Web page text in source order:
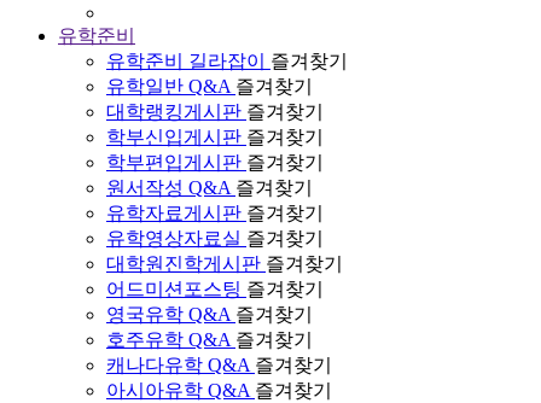
유학준비
유학준비 길라잡이
즐겨찾기
유학일반 Q&A 즐겨찾기
대학랭킹게시판 즐겨찾기
학부신입게시판 즐겨찾기
학부편입게시판 즐겨찾기
원서작성 Q&A 즐겨찾기
유학자료게시판 즐겨찾기
유학영상자료실 즐겨찾기
대학원진학게시판 즐겨찾기
어드미션포스팅 즐겨찾기
영국유학 Q&A 즐겨찾기
호주유학 Q&A 즐겨찾기
캐나다유학 Q&A 즐겨찾기
아시아유학 Q&A 즐겨찾기